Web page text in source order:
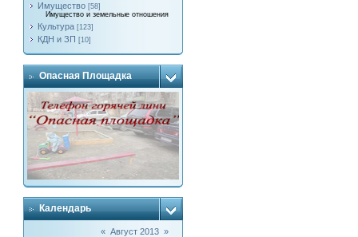
Имущество [58]
Имущество и земельные отношения
Культура [123]
КДН и ЗП [10]
Опасная Площадка
Календарь
« Август 2013 »